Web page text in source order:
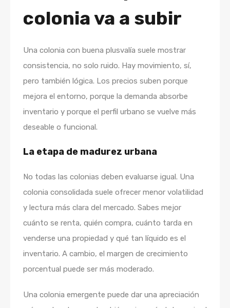
colonia va a subir
Una colonia con buena plusvalía suele mostrar
consistencia, no solo ruido. Hay movimiento, sí,
pero también lógica. Los precios suben porque
mejora el entorno, porque la demanda absorbe
inventario y porque el perfil urbano se vuelve más
deseable o funcional.
La etapa de madurez urbana
No todas las colonias deben evaluarse igual. Una
colonia consolidada suele ofrecer menor volatilidad
y lectura más clara del mercado. Sabes mejor
cuánto se renta, quién compra, cuánto tarda en
venderse una propiedad y qué tan líquido es el
inventario. A cambio, el margen de crecimiento
porcentual puede ser más moderado.
Una colonia emergente puede dar una apreciación